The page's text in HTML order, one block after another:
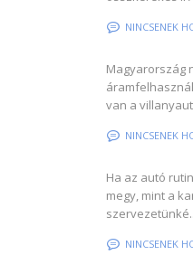
NINCSENEK
Magyarország
van a
NINCSENEK
Ha az autó
megy, mint a
NINCSENEK